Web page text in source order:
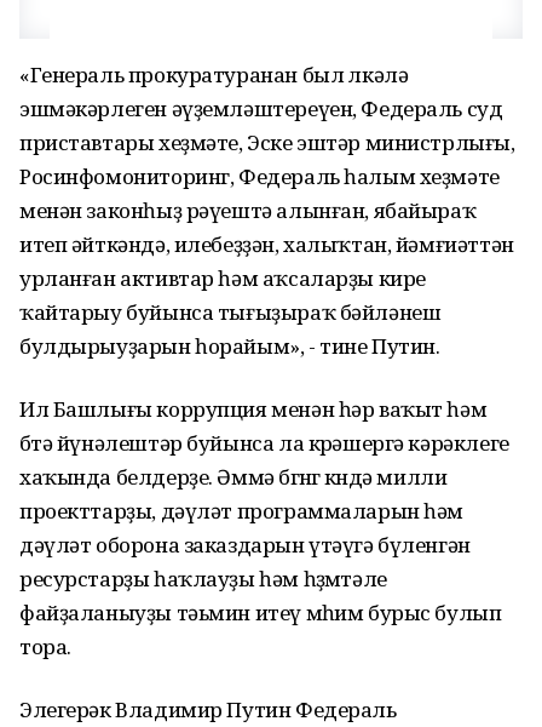
«Генераль прокуратуранан был өлкәлә
эшмәкәрлеген әүҙемләштереүен, Федераль суд
приставтары хеҙмәте, Эске эштәр министрлығы,
Росинфомониторинг, Федераль һалым хеҙмәте
менән законһыҙ рәүештә алынған, ябайыраҡ
итеп әйткәндә, илебеҙҙән, халыҡтан, йәмғиәттән
урланған активтар һәм аҡсаларҙы кире
ҡайтарыу буйынса тығыҙыраҡ бәйләнеш
булдырыуҙарын һорайым», - тине Путин.
Ил Башлығы коррупция менән һәр ваҡыт һәм
бөтә йүнәлештәр буйынса ла көрәшергә кәрәклеге
хаҡында белдерҙе. Әммә бөгөнгө көндә милли
проекттарҙы, дәүләт программаларын һәм
дәүләт оборона заказдарын үтәүгә бүленгән
ресурстарҙы һаҡлауҙы һәм һөҙөмтәле
файҙаланыуҙы тәьмин итеү мөһим бурыс булып
тора.
Элегерәк Владимир Путин Федераль